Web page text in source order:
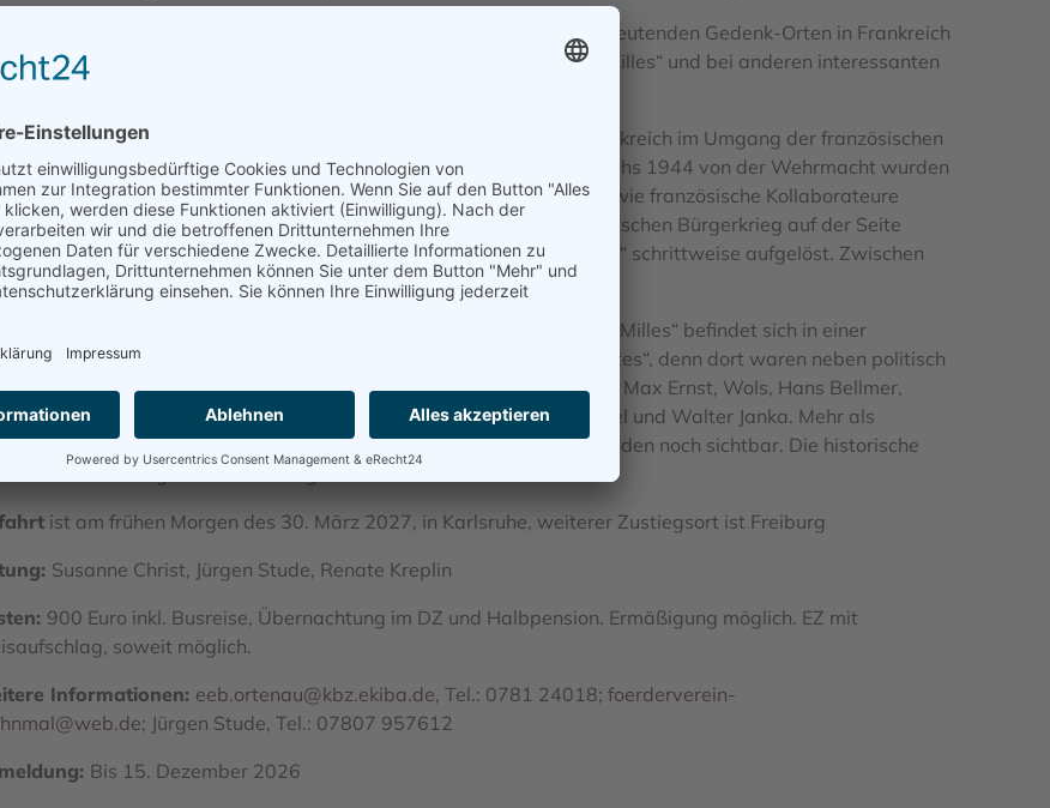
dem Weg mit dem Reisebus nach Gurs machen wir halt an zwei bedeutenden Gedenk-Orten in Frankreich
„Mémorial de Rivesaltes“ bei Perpignan und „Mémorial Camp des Milles“ und bei anderen interessanten
„Mémorial de Rivesaltes“ thematisiert die Rolle der Lager in Südfrankreich im Umgang der französischen
mit „unerwünschten Ausländern“.Nach der Befreiung Südfrankreichs 1944 von der Wehrmacht wurden
des Rivesaltes“ deutsche und italienische Kriegsgefangene sowie französische Kollaborateure
Von 1962 an war es Aufnahmeort für Algerier, die im algerischen Bürgerkrieg auf der Seite
gekämpft hatten. Bis 1972 wurde das „Camp des Rivesaltes“ schrittweise aufgelöst. Zwischen
und 2007 dienten zwei Baracken als Abschiebelager.
als moderner Lernort konzipierte Gedenkstätte „Mémorial Camp des Milles“ befindet sich in einer
Ziegelfabrik. Les Milles trägt den Beinamen „Camp des artistes“, denn dort waren neben politisch
rassisch Verfolgten viele verfemte deutsche Künstler interniert, etwa Max Ernst, Wols, Hans Bellmer,
Liebknecht und Schriftsteller wie Lion Feuchtwanger, Franz Hessel und Walter Janka. Mehr als
Bildwerke wurden hier geschaffen, manche sind an den Wänden noch sichtbar. Die historische
der Ziegelfabrik ist weitgehend erhalten.
ist am frühen Morgen des 30. März 2027, in Karlsruhe, weiterer Zustiegsort ist Freiburg
Susanne Christ, Jürgen Stude, Renate Kreplin
900 Euro inkl. Busreise, Übernachtung im DZ und Halbpension. Ermäßigung möglich. EZ mit
soweit möglich.
Informationen: eeb.ortenau@kbz.ekiba.de, Tel.: 0781 24018; foerderverein-
; Jürgen Stude, Tel.: 07807 957612
Bis 15. Dezember 2026